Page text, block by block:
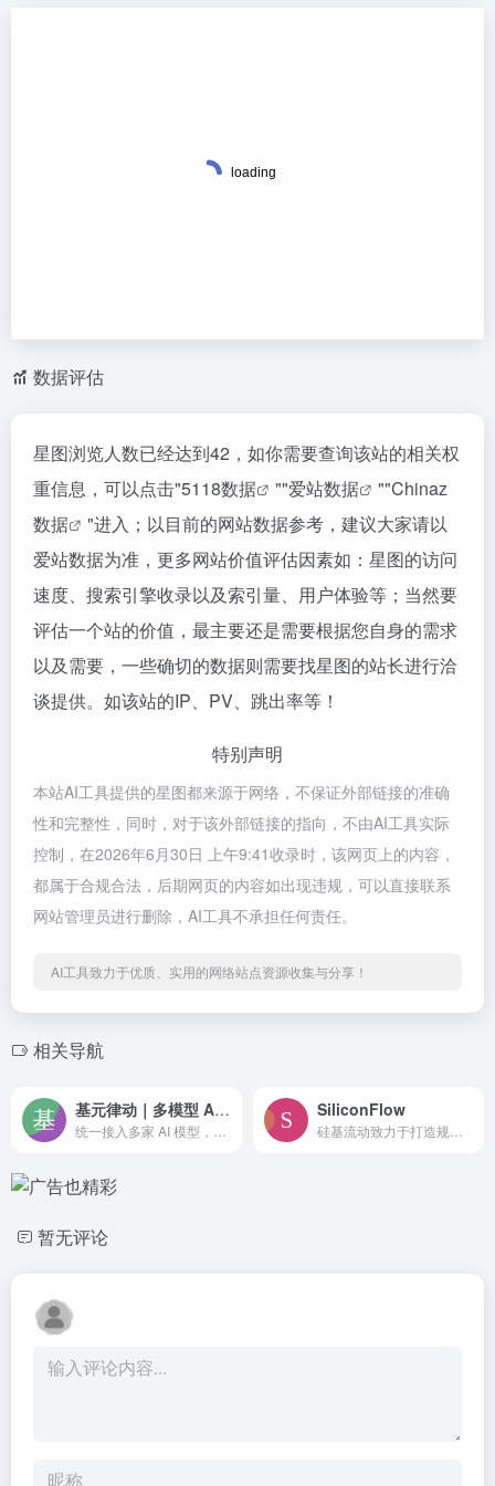
数据评估
星图浏览人数已经达到42，如你需要查询该站的相关权
重信息，可以点击"5118数据 ""爱站数据 ""Chinaz
数据
"进入；以目前的网站数据参考，建议大家请以
爱站数据为准，更多网站价值评估因素如：星图的访问
速度、搜索引擎收录以及索引量、用户体验等；当然要
评估一个站的价值，最主要还是需要根据您自身的需求
以及需要，一些确切的数据则需要找星图的站长进行洽
谈提供。如该站的IP、PV、跳出率等！
特别声明
本站AI工具提供的星图都来源于网络，不保证外部链接的准确
性和完整性，同时，对于该外部链接的指向，不由AI工具实际
控制，在2026年6月30日 上午9:41收录时，该网页上的内容，
都属于合规合法，后期网页的内容如出现违规，可以直接联系
网站管理员进行删除，AI工具不承担任何责任。
AI工具致力于优质、实用的网络站点资源收集与分享！
相关导航
基元律动｜多模型 AI API 与 OpenSquilla 智能路由 SiliconFlow
暂无评论